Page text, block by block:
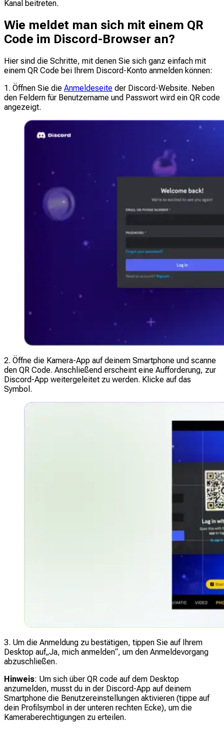
Kanal beitreten.
Wie meldet man sich mit einem QR
Code im Discord-Browser an?
Hier sind die Schritte, mit denen Sie sich ganz einfach mit
einem QR Code bei Ihrem Discord-Konto anmelden können:
1. Öffnen Sie die Anmeldeseite der Discord-Website. Neben
den Feldern für Benutzername und Passwort wird ein QR code
angezeigt.
2. Öffne die Kamera-App auf deinem Smartphone und scanne
den QR Code. Anschließend erscheint eine Aufforderung, zur
Discord-App weitergeleitet zu werden. Klicke auf das
Symbol.
3. Um die Anmeldung zu bestätigen, tippen Sie auf Ihrem
Desktop auf„Ja, mich anmelden“, um den Anmeldevorgang
abzuschließen.
Hinweis: Um sich über QR code auf dem Desktop
anzumelden, musst du in der Discord-App auf deinem
Smartphone die Benutzereinstellungen aktivieren (tippe auf
dein Profilsymbol in der unteren rechten Ecke), um die
Kameraberechtigungen zu erteilen.